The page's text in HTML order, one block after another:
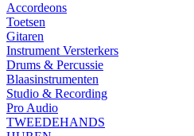
Accordeons
Toetsen
Gitaren
Instrument Versterkers
Drums & Percussie
Blaasinstrumenten
Studio & Recording
Pro Audio
TWEEDEHANDS